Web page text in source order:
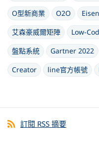
O型新商業
O2O
艾森豪威爾矩陣
Low-
盤點系統
Gartner 2022
Creator
line官方帳號
訂閱 RSS 摘要